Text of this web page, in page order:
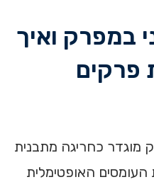
במפרק ואיך
פרקים
מוגדר כחריגה מתבנית
האופטימלית